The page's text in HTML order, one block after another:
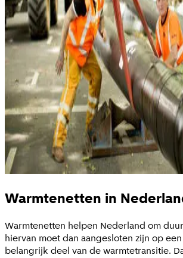
Warmtenetten in
Warmtenetten helpen Nederland om
hiervan moet dan aangesloten zijn op
belangrijk deel van de warmtetransitie.